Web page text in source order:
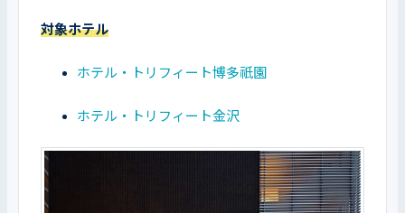
対象ホテル
ホテル・トリフィート博多祇園
ホテル・トリフィート金沢